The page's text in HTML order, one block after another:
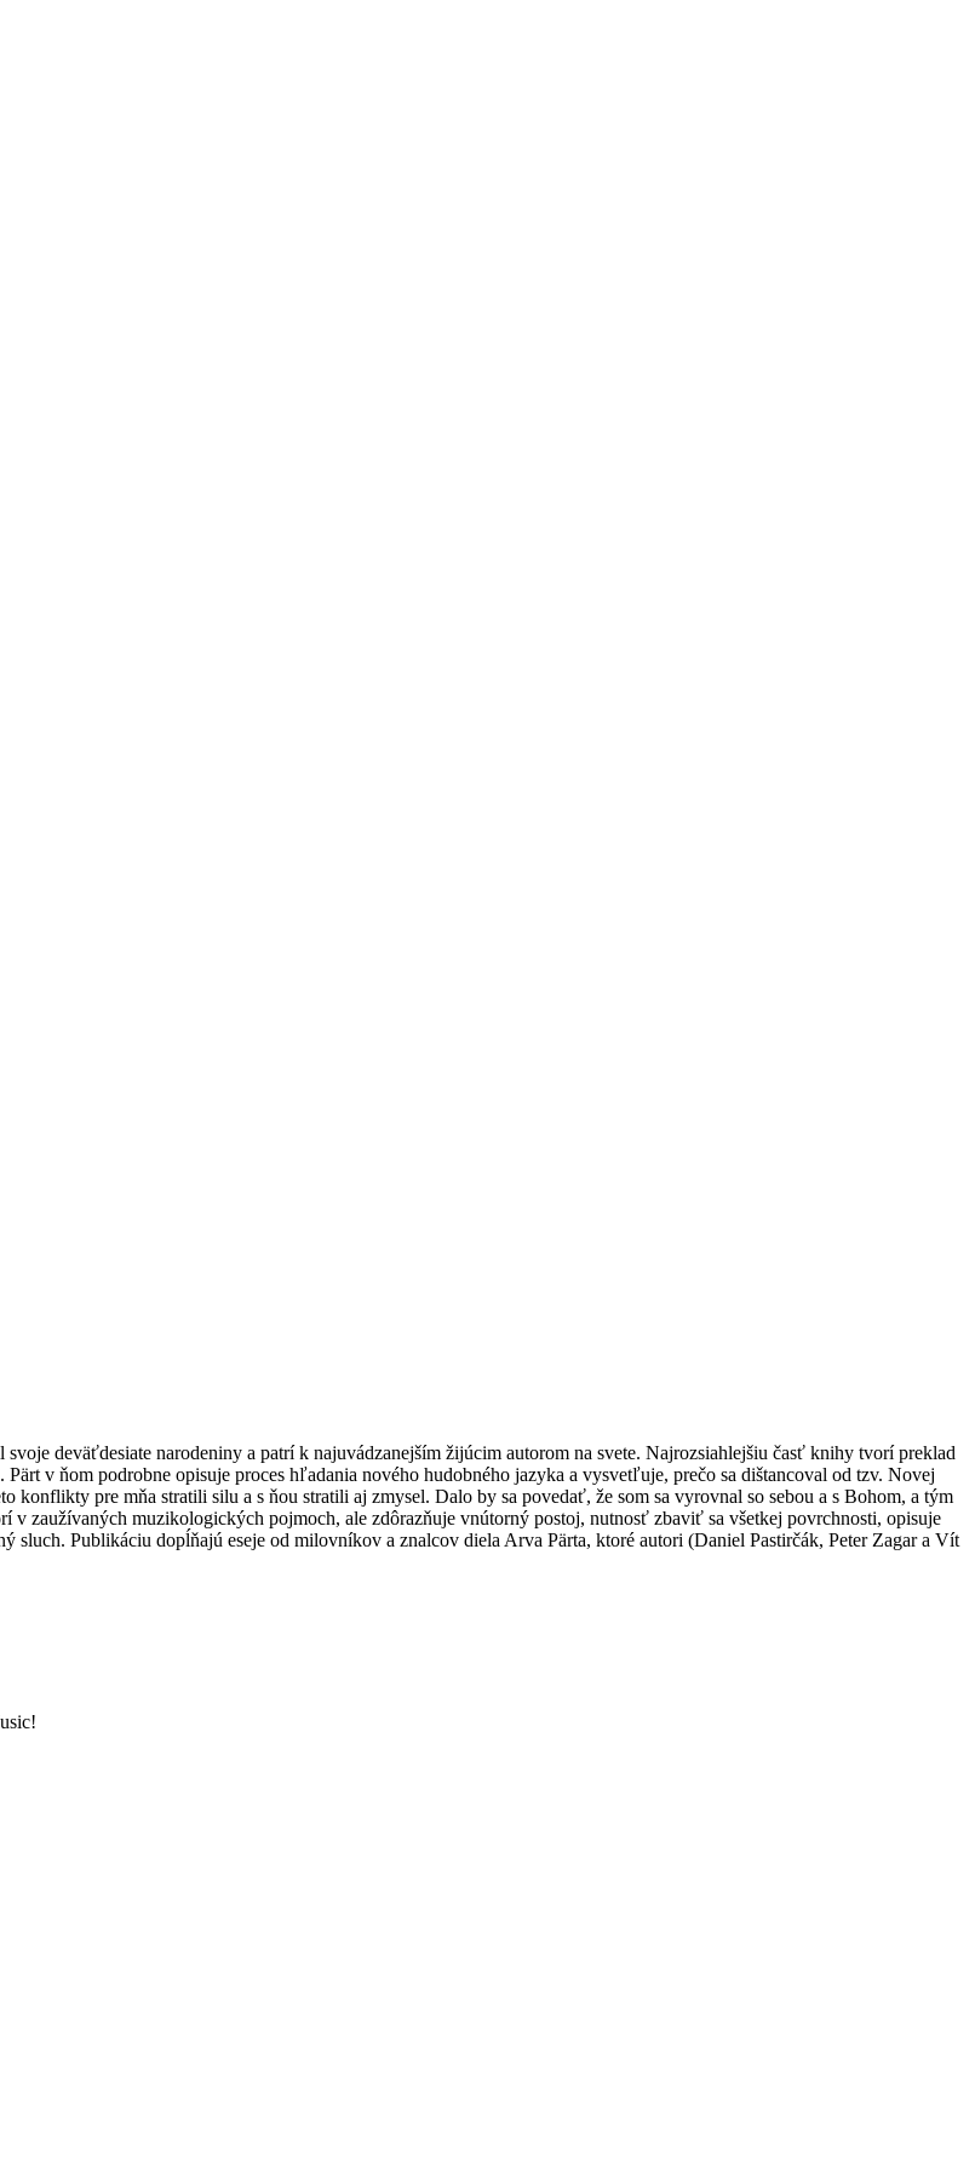
deväťdesiate narodeniny a patrí k najuvádzanejším žijúcim autorom na svete. Najrozsiahlejšiu časť knihy tvorí preklad
v ňom podrobne opisuje proces hľadania nového hudobného jazyka a vysvetľuje, prečo sa dištancoval od tzv. Novej
pre mňa stratili silu a s ňou stratili aj zmysel. Dalo by sa povedať, že som sa vyrovnal so sebou a s Bohom, a tým
v zaužívaných muzikologických pojmoch, ale zdôrazňuje vnútorný postoj, nutnosť zbaviť sa všetkej povrchnosti, opisuje
Publikáciu dopĺňajú eseje od milovníkov a znalcov diela Arva Pärta, ktoré autori (Daniel Pastirčák, Peter Zagar a Vít